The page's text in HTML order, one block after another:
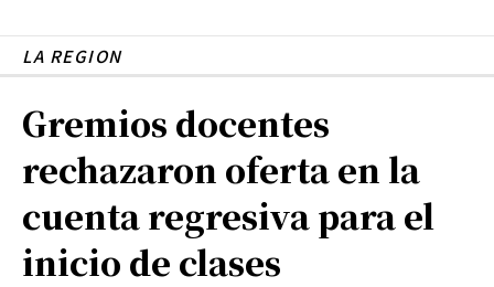
LA REGION
Gremios docentes
rechazaron oferta en la
cuenta regresiva para el
inicio de clases